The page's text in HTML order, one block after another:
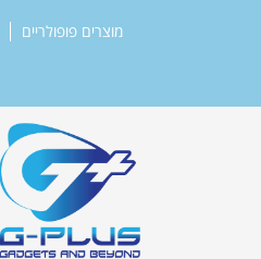
מוצרים פופולריים